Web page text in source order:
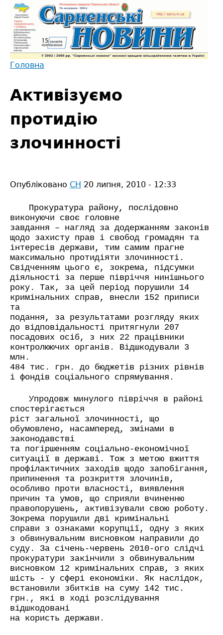
Jump
navigation
є
тут
Головна
to
top
Активізуємо
протидію
злочинності
Опубліковано СН 20 липня, 2010 - 12:33
Прокуратура району, послідовно
виконуючи своє головне
завдання – нагляд за додержанням законів
щодо захисту прав і свобод громадян та
інтересів держави, тим самим прагне
максимально протидіяти злочинності.
Свідченням цього є, зокрема, підсумки
діяльності за перше півріччя нинішнього
року. Так, за цей період порушили 14
кримінальних справ, внесли 152 приписи
та
подання, за результатами розгляду яких
до відповідальності притягнули 207
посадових осіб, з них 22 працівники
контролюючих органів. Відшкодували 3
млн.
484 тис. грн. до бюджетів різних рівнів
і фондів соціального спрямування.
Упродовж минулого півріччя в районі
спостерігається
ріст загальної злочинності, що
обумовлено, насамперед, змінами в
законодавстві
та погіршенням соціально-економічної
ситуації в державі. Тож з метою вжиття
профілактичних заходів щодо запобігання,
припинення та розкриття злочинів,
особливо проти власності, виявлення
причин та умов, що сприяли вчиненню
правопорушень, активізували свою роботу.
Зокрема порушили дві кримінальні
справи з ознаками корупції, одну з яких
з обвинувальним висновком направили до
суду. За січень-червень 2010-ого слідчі
прокуратури закінчили з обвинувальним
висновком 12 кримінальних справ, з яких
шість - у сфері економіки. Як наслідок,
встановили збитків на суму 142 тис.
грн., які в ході розслідування
відшкодовані
на користь держави.